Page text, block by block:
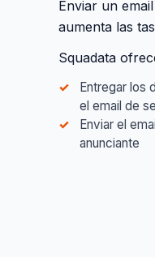
Enviar un
aumenta las
Squadata
Entregar los
el email de
Enviar el
anunciante